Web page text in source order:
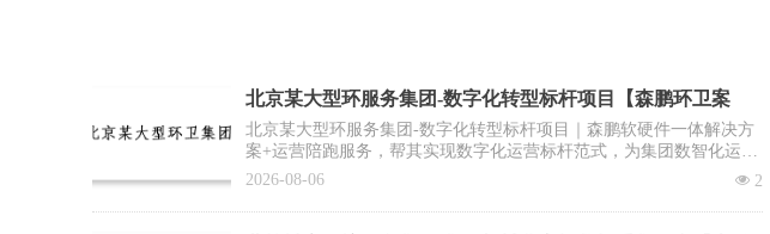
北京某大型环服务集团-数字化转型标杆项目【森鹏环卫案
例】
北京某大型环服务集团-数字化转型标杆项目｜森鹏软硬件一体解决方
案+运营陪跑服务，帮其实现数字化运营标杆范式，为集团数智化运营
推广复制提供标杆范式
넶 2
2026-08-06